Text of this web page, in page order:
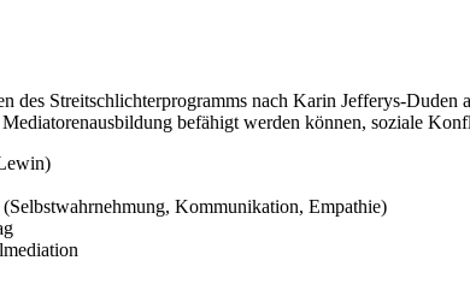
des Streitschlichterprogramms nach Karin Jefferys-
befähigt werden können, soziale
Kommunikation, Empathie)